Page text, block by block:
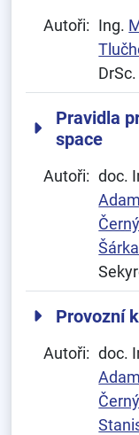
Autoři: Ing.
DrSc.
Pravidla
space
Autoři: doc.
Černý
Provozní
Autoři: doc.
Černý